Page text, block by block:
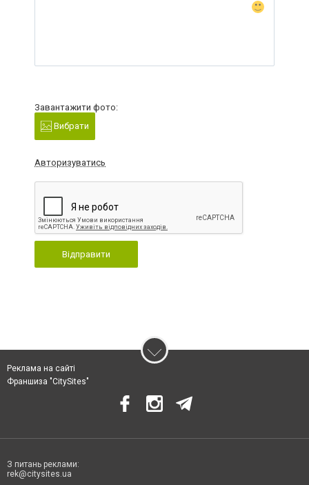
Завантажити фото:
Вибрати
Авторизуватись
Відправити
Реклама на сайті
Франшиза "CitySites"
З питань реклами:
rek@citysites.ua